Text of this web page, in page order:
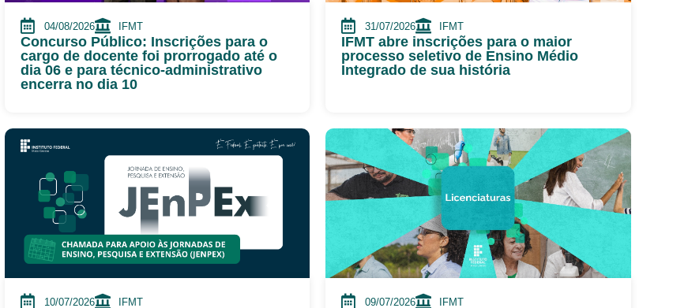
04/08/2026 IFMT
Concurso Público: Inscrições para o
cargo de docente foi prorrogado até o
dia 06 e para técnico-administrativo
encerra no dia 10
31/07/2026 IFMT
IFMT abre inscrições para o maior
processo seletivo de Ensino Médio
Integrado de sua história
10/07/2026 IFMT 09/07/2026 IFMT